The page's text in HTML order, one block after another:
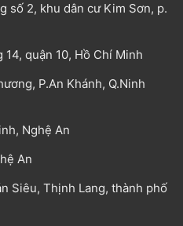
số 2, khu dân cư Kim Sơn, p.
quận 10, Hồ Chí Minh
P.An Khánh, Q.Ninh
Nghệ An
An
Siêu, Thịnh Lang, thành phố